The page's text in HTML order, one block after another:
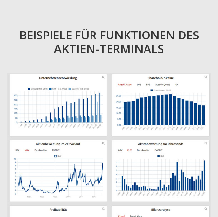
BEISPIELE FÜR FUNKTIONEN DES
AKTIEN-TERMINALS